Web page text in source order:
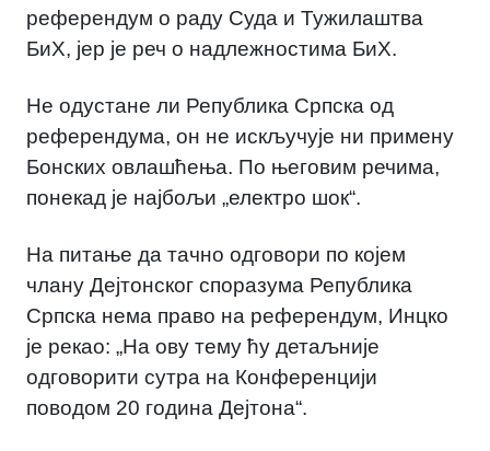
референдум о раду Суда и Тужилаштва
БиХ, јер је реч о надлежностима БиХ.
Не одустане ли Република Српска од
референдума, он не искључује ни примену
Бонских овлашћења. По његовим речима,
понекад је најбољи „електро шок“.
На питање да тачно одговори по којем
члану Дејтонског споразума Република
Српска нема право на референдум, Инцко
је рекао: „На ову тему ћу детаљније
одговорити сутра на Конференцији
поводом 20 година Дејтона“.